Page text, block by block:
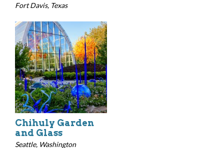
Fort Davis, Texas
Chihuly Garden
and Glass
Seattle, Washington